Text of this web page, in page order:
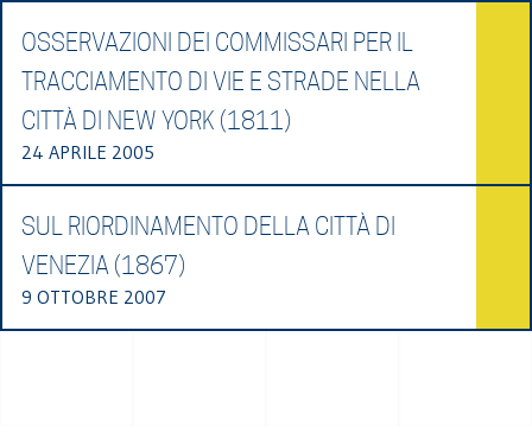
OSSERVAZIONI DEI COMMISSARI PER IL
TRACCIAMENTO DI VIE E STRADE NELLA
CITTÀ DI NEW YORK (1811)
24 APRILE 2005
SUL RIORDINAMENTO DELLA CITTÀ DI
VENEZIA (1867)
9 OTTOBRE 2007